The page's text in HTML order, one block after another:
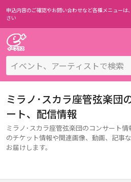
申込内容のご確認やお問い合わせなど各種メニューは、
さい
ミラノ･スカラ座管弦楽団
ート、配信情報
ミラノ･スカラ座管弦楽団のコンサート
のチケット情報や関連画像、動画、記事
お届けします。